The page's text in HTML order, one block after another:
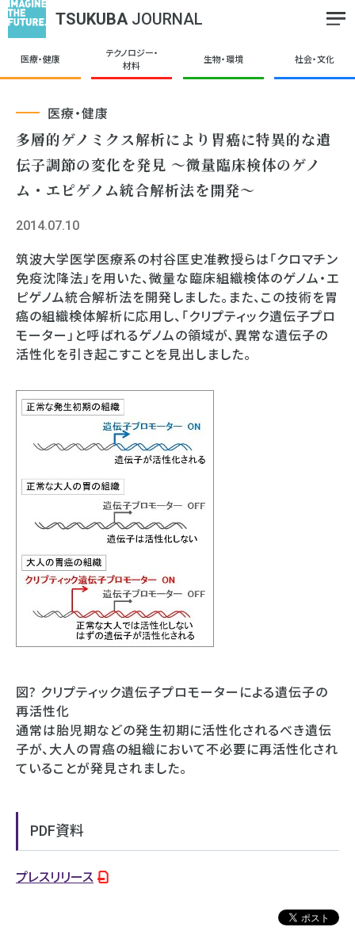
TSUKUBA JOURNAL
医療・健康
テクノロジー・
材料
生物・環境 社会・文化
医療・健康
多層的ゲノミクス解析により胃癌に特異的な遺
伝子調節の変化を発見 ～微量臨床検体のゲノ
ム・エピゲノム統合解析法を開発～
2014.07.10
筑波大学医学医療系の村谷匡史准教授らは「クロマチン
免疫沈降法」を用いた、微量な臨床組織検体のゲノム・エ
ピゲノム統合解析法を開発しました。また、この技術を胃
癌の組織検体解析に応用し、「クリプティック遺伝子プロ
モーター」と呼ばれるゲノムの領域が、異常な遺伝子の
活性化を引き起こすことを見出しました。
図? クリプティック遺伝子プロモーターによる遺伝子の
再活性化
通常は胎児期などの発生初期に活性化されるべき遺伝
子が、大人の胃癌の組織において不必要に再活性化され
ていることが発見されました。
PDF資料
プレスリリース